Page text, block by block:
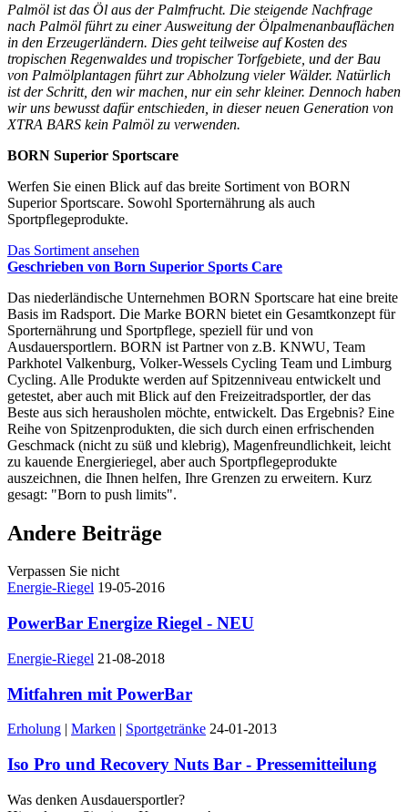
Palmöl ist das Öl aus der Palmfrucht. Die steigende Nachfrage
nach Palmöl führt zu einer Ausweitung der Ölpalmenanbauflächen
in den Erzeugerländern. Dies geht teilweise auf Kosten des
tropischen Regenwaldes und tropischer Torfgebiete, und der Bau
von Palmölplantagen führt zur Abholzung vieler Wälder. Natürlich
ist der Schritt, den wir machen, nur ein sehr kleiner. Dennoch haben
wir uns bewusst dafür entschieden, in dieser neuen Generation von
XTRA BARS kein Palmöl zu verwenden.
BORN Superior Sportscare
Werfen Sie einen Blick auf das breite Sortiment von BORN
Superior Sportscare. Sowohl Sporternährung als auch
Sportpflegeprodukte.
Das Sortiment ansehen
Geschrieben von Born Superior Sports Care
Das niederländische Unternehmen BORN Sportscare hat eine breite
Basis im Radsport. Die Marke BORN bietet ein Gesamtkonzept für
Sporternährung und Sportpflege, speziell für und von
Ausdauersportlern. BORN ist Partner von z.B. KNWU, Team
Parkhotel Valkenburg, Volker-Wessels Cycling Team und Limburg
Cycling. Alle Produkte werden auf Spitzenniveau entwickelt und
getestet, aber auch mit Blick auf den Freizeitradsportler, der das
Beste aus sich herausholen möchte, entwickelt. Das Ergebnis? Eine
Reihe von Spitzenprodukten, die sich durch einen erfrischenden
Geschmack (nicht zu süß und klebrig), Magenfreundlichkeit, leicht
zu kauende Energieriegel, aber auch Sportpflegeprodukte
auszeichnen, die Ihnen helfen, Ihre Grenzen zu erweitern. Kurz
gesagt: "Born to push limits".
Andere Beiträge
Verpassen Sie nicht
Energie-Riegel 19-05-2016
PowerBar Energize Riegel - NEU
Energie-Riegel 21-08-2018
Mitfahren mit PowerBar
Erholung | Marken | Sportgetränke 24-01-2013
Iso Pro und Recovery Nuts Bar - Pressemitteilung
Was denken Ausdauersportler?